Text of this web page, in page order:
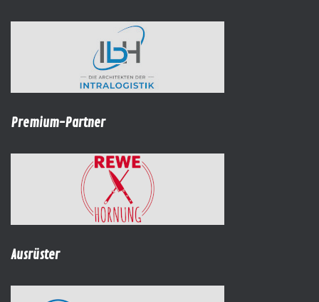
Premium-Partner
Ausrüster